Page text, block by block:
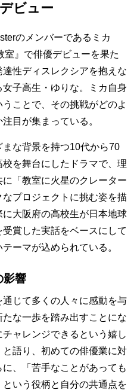
ビュー
のメンバーであるミカ
』で俳優デビューを果た
性ディスレクシアを抱えな
子高生・ゆりな。ミカ自身
ことで、その挑戦がどのよ
目が集まっている。
まな背景を持つ10代から70
を舞台にしたドラマで、理
「教室に火星のクレーター
プロジェクトに挑む姿を描
大阪府の高校生が日本地球
賞した実話をベースにして
ーマが込められている。
影響
じて多くの人々に感動を与
な一歩を踏み出すことにな
ャレンジできるという嬉し
語り、初めての俳優業に対
、「苦手なことがあっても
いう役柄と自分の共通点を